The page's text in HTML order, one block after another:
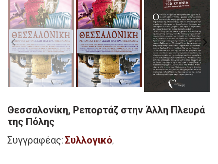
Θεσσαλονίκη, Ρεπορτάζ στην Άλλη Πλευρά
της Πόλης
Συγγραφέας:Συλλογικό,